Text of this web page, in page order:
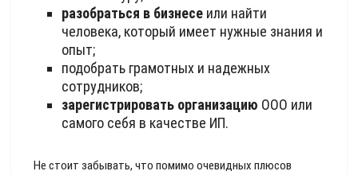
разобраться в бизнесе или найти
человека, который имеет нужные знания и
опыт;
подобрать грамотных и надежных
сотрудников;
зарегистрировать организацию ООО или
самого себя в качестве ИП.
Не стоит забывать, что помимо очевидных плюсов